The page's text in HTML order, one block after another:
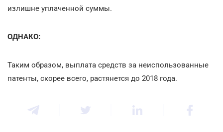
излишне уплаченной суммы.
ОДНАКО:
Таким образом, выплата средств за неиспользованные
патенты, скорее всего, растянется до 2018 года.